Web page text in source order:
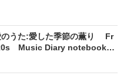
のうた:愛した季節の薫り Fr
Music Diary notebook～